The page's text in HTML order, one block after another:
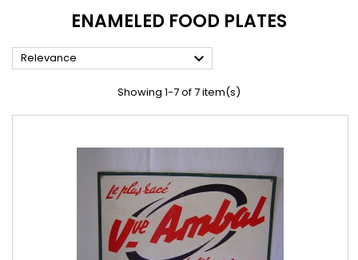
ENAMELED FOOD PLATES
Relevance 
Showing 1-7 of 7 item(s)